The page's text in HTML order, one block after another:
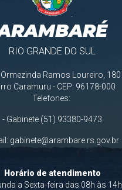
RIO GRANDE DO SUL
Ormezinda Ramos Loureiro, 180
Caramuru - CEP: 96178-000
Telefones:
- Gabinete (51) 93380-9473
gabinete@arambare.rs.gov.br
Horário de atendimento
a Sexta-feira das 08h às 14h